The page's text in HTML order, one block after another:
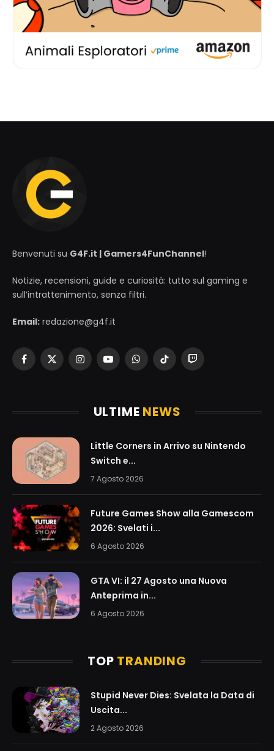
Benvenuti su G4F.it | Gamers4FunChannel!
Notizie, recensioni, guide e curiosità: tutto sul gaming e
sull’intrattenimento, senza filtri.
Email: redazione@g4f.it
Facebook
X
InstagramYouTubeWhatsAppTikTokTwitch
ULTIME NEWS
Little Corners in Arrivo su Nintendo
Switch e...
7 Agosto 2026
Future Games Show alla Gamescom
2026: Svelati i...
6 Agosto 2026
GTA VI: il 27 Agosto una Nuova
Anteprima in...
6 Agosto 2026
TOP TRANDING
Stupid Never Dies: Svelata la Data di
Uscita...
2 Agosto 2026